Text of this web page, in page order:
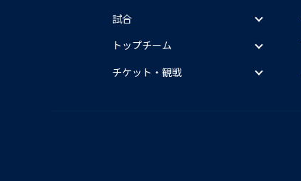
試合
トップチーム
チケット・観戦